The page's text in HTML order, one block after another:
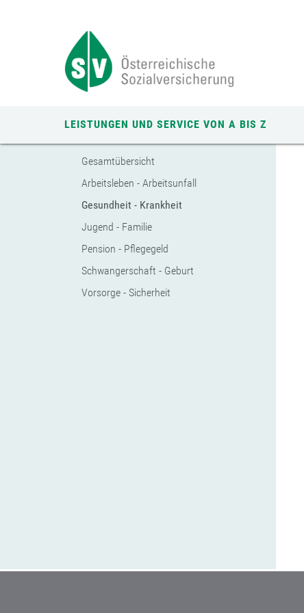
LEISTUNGEN UND SERVICE VON A BIS Z
Gesamtübersicht
Arbeitsleben - Arbeitsunfall
Gesundheit - Krankheit
Jugend - Familie
Pension - Pflegegeld
Schwangerschaft - Geburt
Vorsorge - Sicherheit